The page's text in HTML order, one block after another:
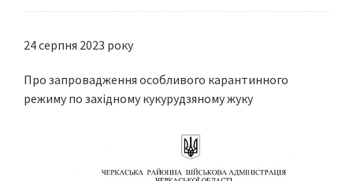
24 серпня 2023 року
Про запровадження особливого карантинного
режиму по західному кукурудзяному жуку